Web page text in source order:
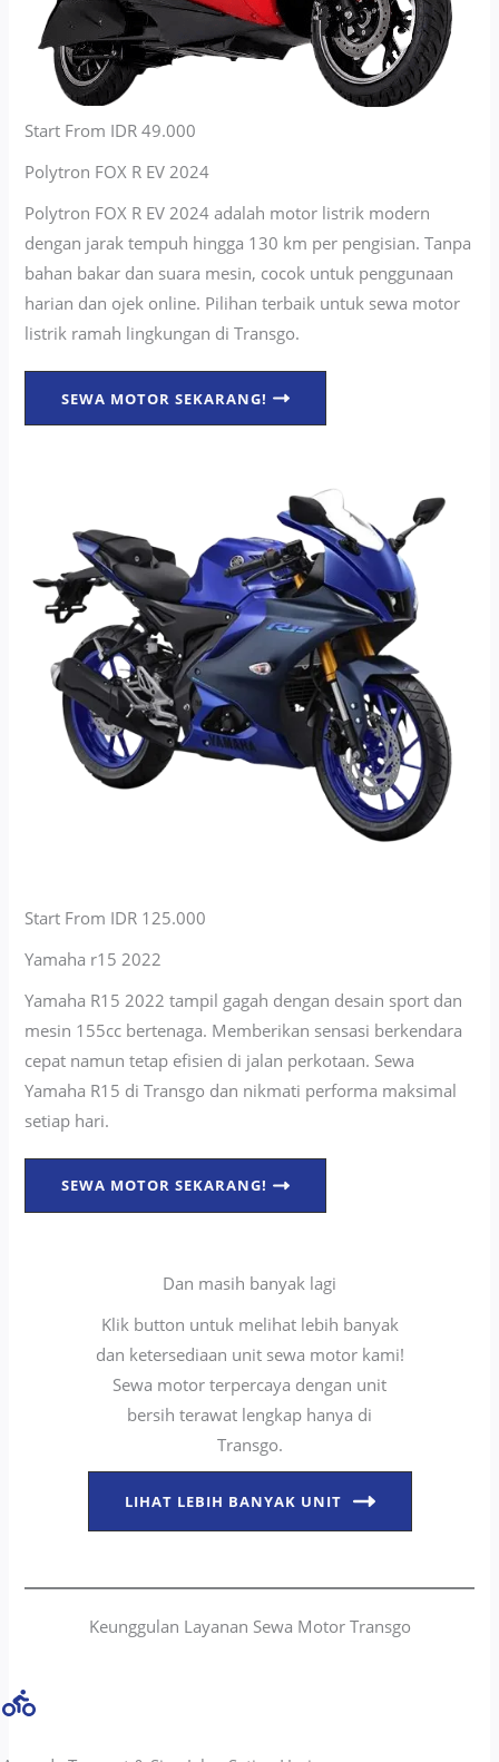
Start From IDR 49.000
Polytron FOX R EV 2024
Polytron FOX R EV 2024 adalah motor listrik modern
dengan jarak tempuh hingga 130 km per pengisian. Tanpa
bahan bakar dan suara mesin, cocok untuk penggunaan
harian dan ojek online. Pilihan terbaik untuk sewa motor
listrik ramah lingkungan di Transgo.
SEWA MOTOR SEKARANG!
Start From IDR 125.000
Yamaha r15 2022
Yamaha R15 2022 tampil gagah dengan desain sport dan
mesin 155cc bertenaga. Memberikan sensasi berkendara
cepat namun tetap efisien di jalan perkotaan. Sewa
Yamaha R15 di Transgo dan nikmati performa maksimal
setiap hari.
SEWA MOTOR SEKARANG!
Dan masih banyak lagi
Klik button untuk melihat lebih banyak
dan ketersediaan unit sewa motor kami!
Sewa motor terpercaya dengan unit
bersih terawat lengkap hanya di
Transgo.
LIHAT LEBIH BANYAK UNIT
Keunggulan Layanan Sewa Motor Transgo